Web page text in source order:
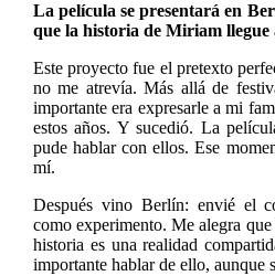
La película se presentará en
que la historia de Miriam llegue
Este proyecto fue el pretexto
no me atrevía. Más allá de
importante era expresarle a mi
estos años. Y sucedió. La
pude hablar con ellos. Ese
mí.
Después vino Berlín: envié el
como experimento. Me alegra
historia es una realidad
importante hablar de ello, aunque